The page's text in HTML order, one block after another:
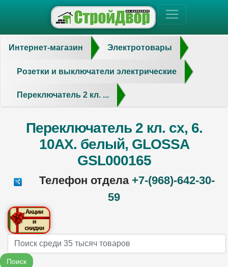
Интернет-магазин Электротовары
Розетки и выключатели электрические
Переключатель 2 кл. ...
Переключатель 2 кл. сх, 6.
10AX. белый, GLOSSA
GSL000165
Телефон отдела +7-(968)-642-30-
59
Name
Поиск